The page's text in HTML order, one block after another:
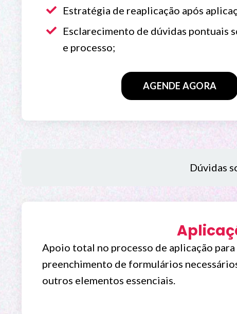
Estratégia de reaplicação após
Esclarecimento de dúvidas pontuais
e processo;
AGENDE AGORA
Dúvidas
Apoio total no processo de aplicação
preenchimento de formulários
outros elementos essenciais.